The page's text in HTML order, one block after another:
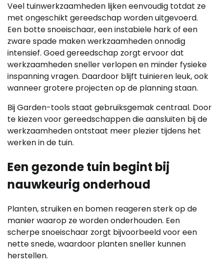
Veel tuinwerkzaamheden lijken eenvoudig totdat ze
met ongeschikt gereedschap worden uitgevoerd.
Een botte snoeischaar, een instabiele hark of een
zware spade maken werkzaamheden onnodig
intensief. Goed gereedschap zorgt ervoor dat
werkzaamheden sneller verlopen en minder fysieke
inspanning vragen. Daardoor blijft tuinieren leuk, ook
wanneer grotere projecten op de planning staan.
Bij Garden-tools staat gebruiksgemak centraal. Door
te kiezen voor gereedschappen die aansluiten bij de
werkzaamheden ontstaat meer plezier tijdens het
werken in de tuin.
Een gezonde tuin begint bij
nauwkeurig onderhoud
Planten, struiken en bomen reageren sterk op de
manier waarop ze worden onderhouden. Een
scherpe snoeischaar zorgt bijvoorbeeld voor een
nette snede, waardoor planten sneller kunnen
herstellen.